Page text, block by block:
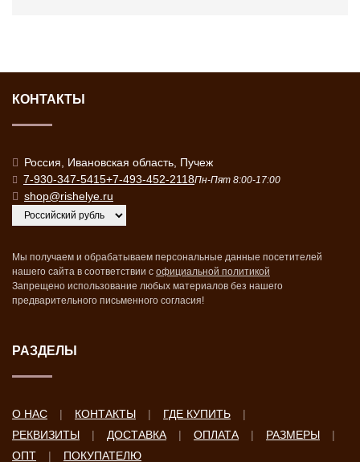
КОНТАКТЫ
Россия, Ивановская область, Пучеж
7-930-347-5415+7-493-452-2118Пн-Пят 8:00-17:00
shop@rishelye.ru
Мы получаем и обрабатываем персональные данные посетителей
нашего сайта в соответствии с официальной политикой
Запрещено использование любых материалов без нашего
предварительного письменного согласия!
РАЗДЕЛЫ
О НАС КОНТАКТЫ
ГДЕ КУПИТЬ
РЕКВИЗИТЫ
ДОСТАВКА ОПЛАТА
РАЗМЕРЫ
ОПТ
ПОКУПАТЕЛЮ